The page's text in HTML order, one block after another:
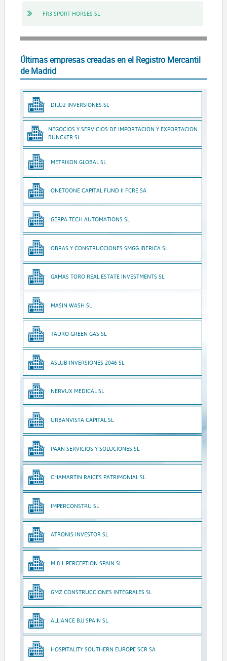
FR3 SPORT HORSES SL
Últimas empresas creadas en el Registro Mercantil
de Madrid
DILU2 INVERSIONES SL
NEGOCIOS Y SERVICIOS DE IMPORTACION Y EXPORTACION
BUNCKER SL
METRIKON GLOBAL SL
ONETOONE CAPITAL FUND II FCRE SA
GERPA TECH AUTOMATIONS SL
OBRAS Y CONSTRUCCIONES SMGG IBERICA SL
GAMAS TORO REAL ESTATE INVESTMENTS SL
MASIN WASH SL
TAURO GREEN GAS SL
ASLUB INVERSIONES 2046 SL
NERVUX MEDICAL SL
URBANVISTA CAPITAL SL
PAAN SERVICIOS Y SOLUCIONES SL
CHAMARTIN RAICES PATRIMONIAL SL
IMPERCONSTRU SL
ATRONIS INVESTOR SL
M & L PERCEPTION SPAIN SL
GMZ CONSTRUCCIONES INTEGRALES SL
ALLIANCE BJJ SPAIN SL
HOSPITALITY SOUTHERN EUROPE SCR SA